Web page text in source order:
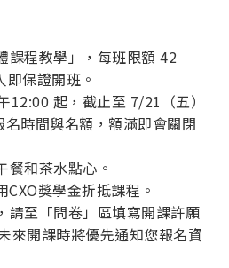
課程教學」，每班限額 42
保證開班。
12:00 起，截止至 7/21（五）
時間與名額，額滿即會關閉
餐和茶水點心。
CXO獎學金折抵課程。
請至「問卷」區填寫開課許願
來開課時將優先通知您報名資